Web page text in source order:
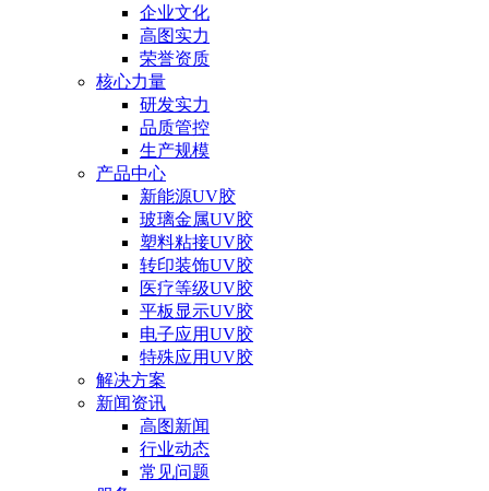
企业文化
高图实力
荣誉资质
核心力量
研发实力
品质管控
生产规模
产品中心
新能源UV胶
玻璃金属UV胶
塑料粘接UV胶
转印装饰UV胶
医疗等级UV胶
平板显示UV胶
电子应用UV胶
特殊应用UV胶
解决方案
新闻资讯
高图新闻
行业动态
常见问题